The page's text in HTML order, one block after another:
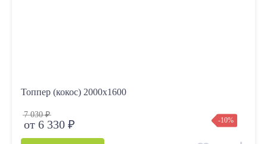
Топпер (кокос) 2000х1600
7 030 ₽
от 6 330 ₽ -10%